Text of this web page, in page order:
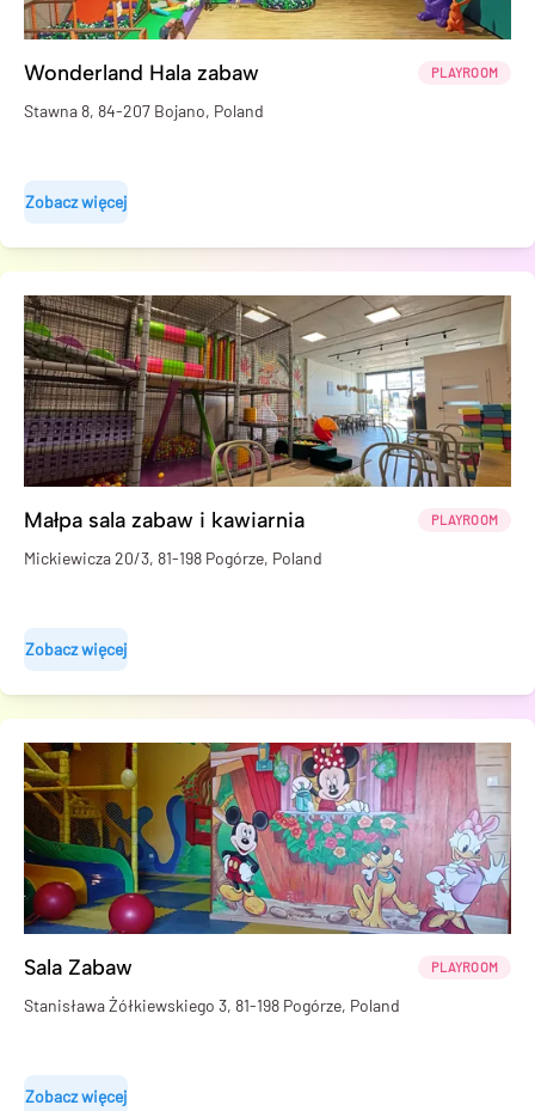
Wonderland Hala zabaw PLAYROOM
Stawna 8, 84-207 Bojano, Poland
Zobacz więcej
Małpa sala zabaw i kawiarnia PLAYROOM
Mickiewicza 20/3, 81-198 Pogórze, Poland
Zobacz więcej
Sala Zabaw PLAYROOM
Stanisława Żółkiewskiego 3, 81-198 Pogórze, Poland
Zobacz więcej